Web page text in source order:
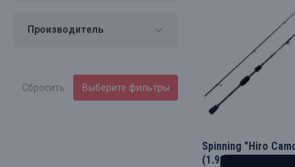
Производитель
Сбросить Выберите фильтры
Spinning "Hiro
(1.98m, 0.5-5gr)